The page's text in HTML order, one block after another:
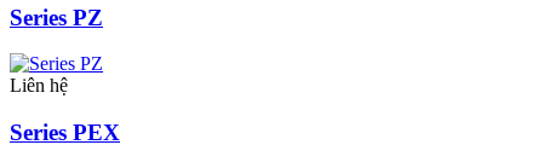
Series PZ
Liên hệ
Series PEX